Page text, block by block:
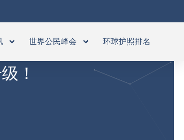
世界公民峰会 环球护照排名
！